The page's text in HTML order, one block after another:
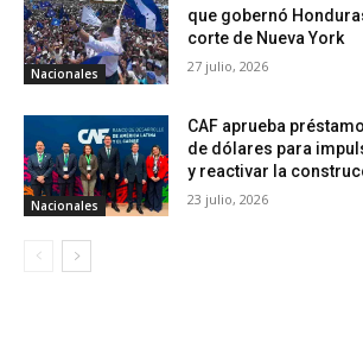
Nacionales
que gobernó
corte de Nueva York
27 julio, 2026
Nacionales
CAF aprueba
de dólares para
y reactivar la
23 julio, 2026